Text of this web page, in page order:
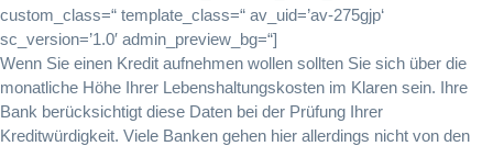
custom_class=“ template_class=“ av_uid=’av-275gjp‘
sc_version=’1.0′ admin_preview_bg=“]
Wenn Sie einen Kredit aufnehmen wollen sollten Sie sich über die
monatliche Höhe Ihrer Lebenshaltungskosten im Klaren sein. Ihre
Bank berücksichtigt diese Daten bei der Prüfung Ihrer
Kreditwürdigkeit. Viele Banken gehen hier allerdings nicht von den